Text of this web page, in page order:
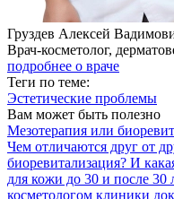
Груздев Алексей
Врач-косметолог,
подробнее о враче
Теги по теме:
Эстетические проблемы
Вам может быть полезно
Мезотерапия или
Чем отличаются друг от
биоревитализация? И
для кожи до 30 и после 30
косметологом клиники